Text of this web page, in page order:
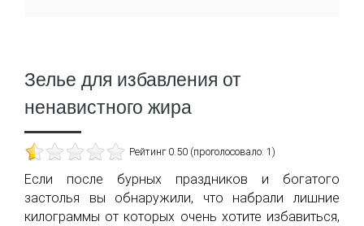
Зелье для избавления от
ненавистного жира
Рейтинг 0.50 (проголосовало: 1)
Если после бурных праздников и богатого
застолья вы обнаружили, что набрали лишние
килограммы от которых очень хотите избавиться,